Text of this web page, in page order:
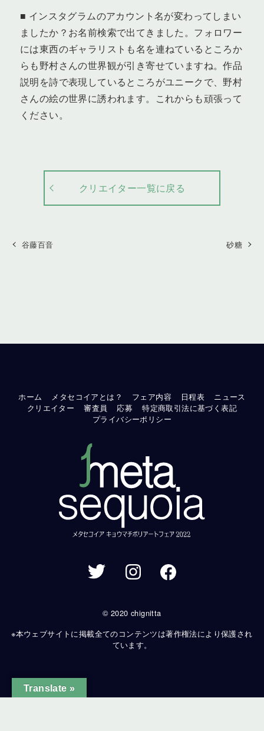
■ インスタグラムのアカウント名が変わってしまい
ましたか？お名前検索で出てきました。フォロワー
には東西のギャラリストも名を連ねているところか
らも野村さんの世界観が引き寄せていますね。作品
説明を詩で表現しているところがユニークで、野村
さんの絵の世界に誘われます。これからも頑張って
ください。
クリエイター一覧に戻る
谷藤百音 砂糖
ホーム メタセコイアとは？ フェア内容 日程表
ニュース
クリエイター
審査員 応募
特定商取引法に基づく表記
プライバシーポリシー
© 2020 chignitta
※本ウェブサイトに掲載全てのコンテンツは著作権法により保護され
ています。
Translate »